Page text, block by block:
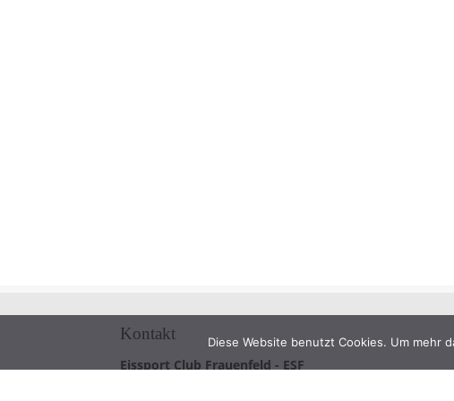
Kontakt
Eissport Club Frauenfeld - ESF
Diese Website benutzt Cookies. Um mehr